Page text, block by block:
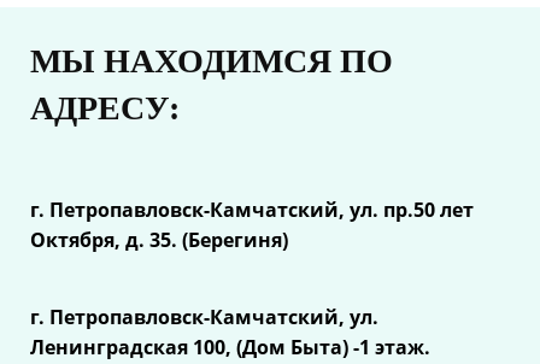
МЫ НАХОДИМСЯ ПО
АДРЕСУ:
г. Петропавловск-Камчатский, ул. пр.50 лет
Октября, д. 35. (Берегиня)
г. Петропавловск-Камчатский, ул.
Ленинградская 100, (Дом Быта) -1 этаж.